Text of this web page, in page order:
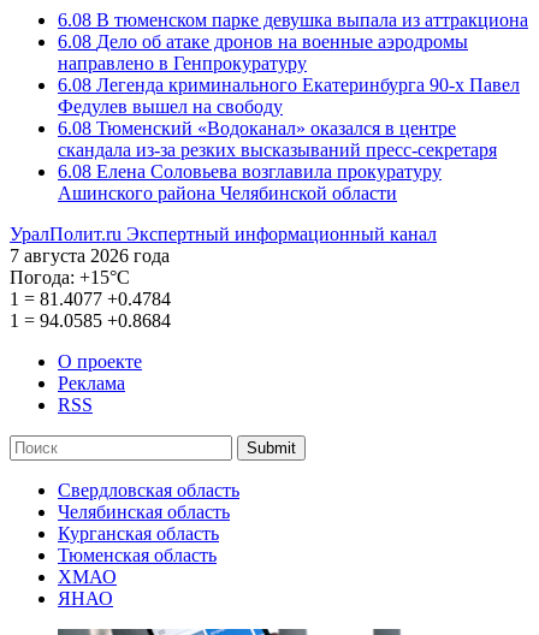
6.08 В тюменском парке девушка выпала из аттракциона
6.08 Дело об атаке дронов на военные аэродромы
направлено в Генпрокуратуру
6.08 Легенда криминального Екатеринбурга 90-х Павел
Федулев вышел на свободу
6.08 Тюменский «Водоканал» оказался в центре
скандала из-за резких высказываний пресс-секретаря
6.08 Елена Соловьева возглавила прокуратуру
Ашинского района Челябинской области
УралПолит.ru Экспертный информационный канал
7 августа 2026 года
Погода: +15°С
1 = 81.4077 +0.4784
1 = 94.0585 +0.8684
О проекте
Реклама
RSS
Submit
Свердловская область
Челябинская область
Курганская область
Тюменская область
ХМАО
ЯНАО